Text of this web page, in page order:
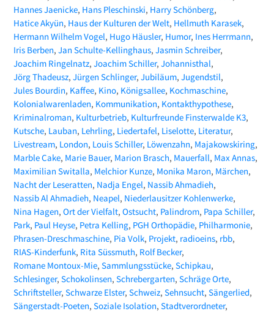
Hannes Jaenicke Hans Pleschinski Harry Schönberg
Hatice Akyün Haus der Kulturen der Welt Hellmuth Karasek
Hermann Wilhelm Vogel Hugo Häusler Humor Ines Herrmann
Iris Berben Jan Schulte-Kellinghaus Jasmin Schreiber
Joachim Ringelnatz Joachim Schiller Johannisthal
Jörg Thadeusz Jürgen Schlinger Jubiläum Jugendstil
Jules Bourdin Kaffee Kino Königsallee Kochmaschine
Kolonialwarenladen Kommunikation Kontakthypothese
Kriminalroman Kulturbetrieb Kulturfreunde Finsterwalde K3
Kutsche Lauban Lehrling Liedertafel Liselotte Literatur
Livestream London Louis Schiller Löwenzahn Majakowskiring
Marble Cake Marie Bauer Marion Brasch Mauerfall Max Annas
Maximilian Switalla Melchior Kunze Monika Maron Märchen
Nacht der Leseratten Nadja Engel Nassib Ahmadieh
Nassib Al Ahmadieh Neapel Niederlausitzer Kohlenwerke
Nina Hagen Ort der Vielfalt Ostsucht Palindrom Papa Schiller
Park Paul Heyse Petra Kelling PGH Orthopädie Philharmonie
Phrasen-Dreschmaschine Pia Volk Projekt radioeins rbb
RIAS-Kinderfunk Rita Süssmuth Rolf Becker
Romane Montoux-Mie Sammlungsstücke Schipkau
Schlesinger Schokolinsen Schrebergarten Schräge Orte
Schriftsteller Schwarze Elster Schweiz Sehnsucht Sängerlied
Sängerstadt-Poeten Soziale Isolation Stadtverordneter